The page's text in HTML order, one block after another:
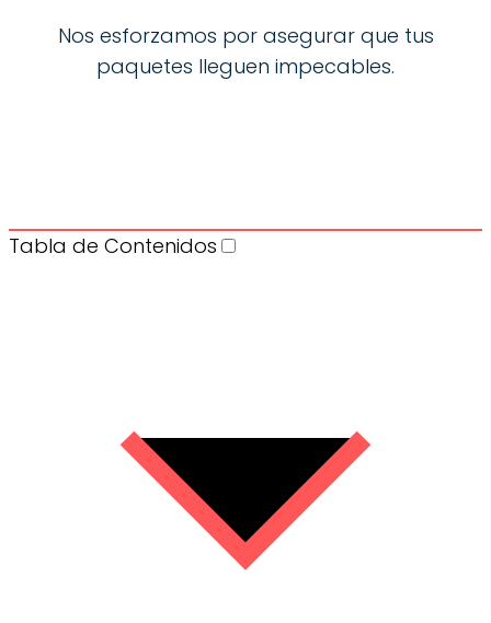
Nos esforzamos por asegurar que tus
paquetes lleguen impecables.
Tabla de Contenidos